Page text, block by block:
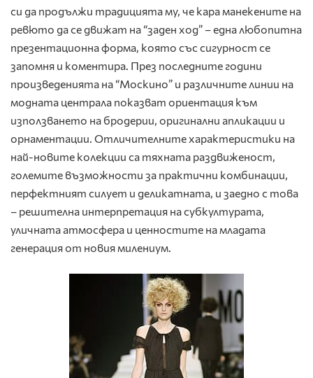
си да продължи традицията му, че кара манекените на
ревюто да се движат на “заден ход” – една любопитна
презентационна форма, която със сигурност се
запомня и коментира. През последните години
произведенията на “Москино” и различните линии на
модната централа показват ориентация към
използването на бродерии, оригинални апликации и
орнаментации. Отличителните характеристики на
най-новите колекции са тяхната раздвиженост,
големите възможности за практични комбинации,
перфектният силует и деликатната, и заедно с това
– решителна интерпретация на субкултурата,
уличната атмосфера и ценностите на младата
генерация от новия милениум.